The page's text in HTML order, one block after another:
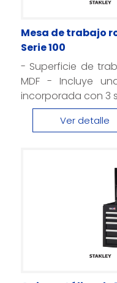
Mesa de trabajo
Serie 100
- Superficie de
MDF - Incluye
incorporada con 3
Ver detalle